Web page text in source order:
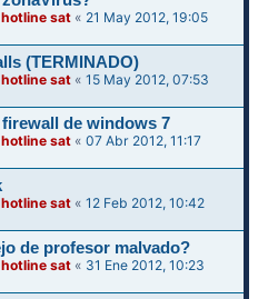
sat « 21 May 2012, 19:05
(TERMINADO)
sat «15 May 2012, 07:53
de windows 7
sat «07 Abr 2012, 11:17
sat «12 Feb 2012, 10:42
de profesor malvado?
sat « 31 Ene 2012, 10:23